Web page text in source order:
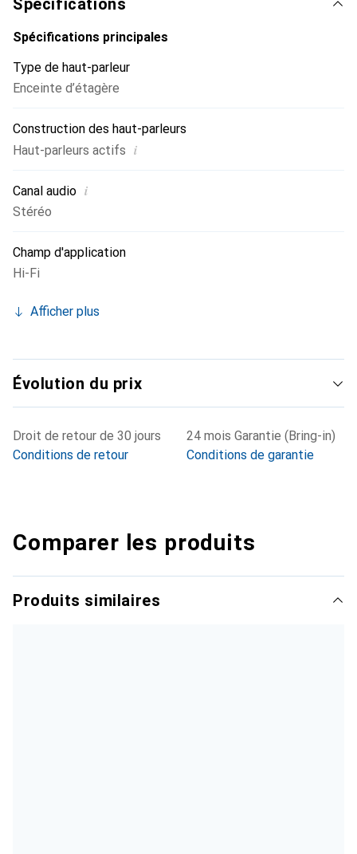
active et d'une enceinte passive. Sur l'enceinte active,
trois potentiomètres permettent de régler la source
télécommande est également fournie pour couper le son,
ajuster le volume et passer d'une chanson à l'autre
Spécifications
Spécifications principales
Type de haut-parleur
Enceinte d’étagère
Construction des haut-parleurs
Haut-parleurs actifs i
Canal audio i
Stéréo
Champ d'application
Hi-Fi
Afficher plus
Évolution du prix
Droit de retour de 30 jours
Conditions de retour
24 mois Garantie (Bring-in)
Conditions de garantie
Comparer les produits
Produits similaires